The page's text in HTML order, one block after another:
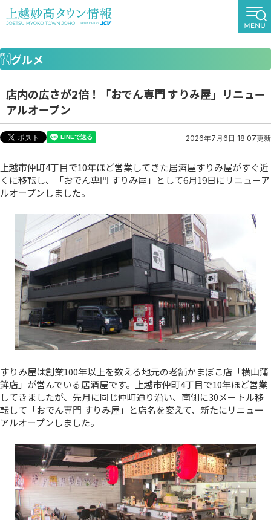
グルメ
店内の広さが2倍！「おでん専門 すりみ屋」リニュー
アルオープン
2026年7月6日 18:07更新
上越市仲町4丁目で10年ほど営業してきた居酒屋すりみ屋がすぐ近
くに移転し、「おでん専門 すりみ屋」として6月19日にリニューア
ルオープンしました。
すりみ屋は創業100年以上を数える地元の老舗かまぼこ店「横山蒲
鉾店」が営んでいる居酒屋です。上越市仲町4丁目で10年ほど営業
してきましたが、先月に同じ仲町通り沿い、南側に30メートル移
転して「おでん専門 すりみ屋」と店名を変えて、新たにリニュー
アルオープンしました。